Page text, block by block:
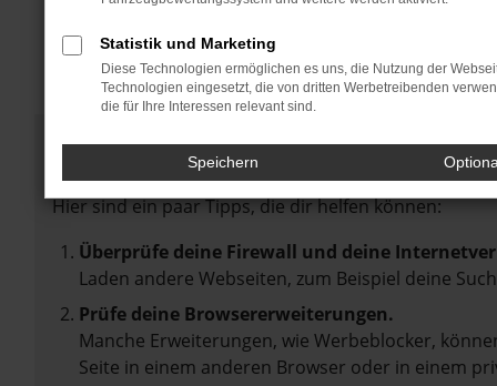
Fehler: Network Error
Beim Laden ist ein Fehler aufgetreten.
Hier sind ein paar Tipps, die dir helfen können:
Überprüfe deine Firewall und deine
Laden andere Webseiten, zum Beispiel deine
Prüfe deine Browsererweiterungen.
Manche Erweiterungen, wie Werbeblocker,
Seite in einem anderen Browser oder in einem
Statistik und Marketing
Diese Technologien ermöglichen es uns, die Nutzung der
Technologien eingesetzt, die von dritten Werbetreibenden
die für Ihre Interessen relevant sind.
Speichern